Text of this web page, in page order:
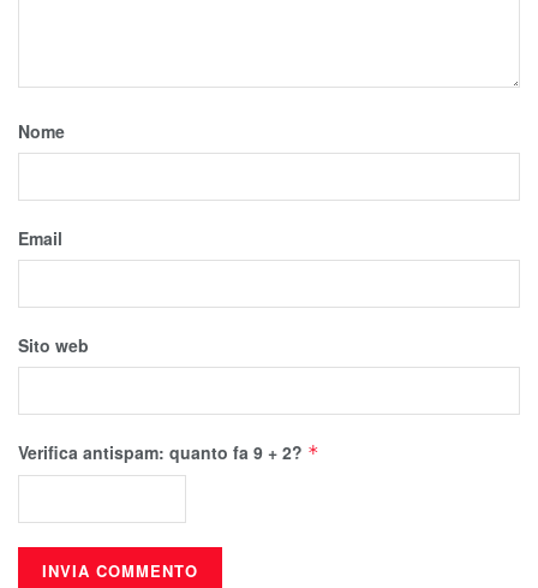
Nome
Email
Sito web
Verifica antispam: quanto fa 9 + 2? *